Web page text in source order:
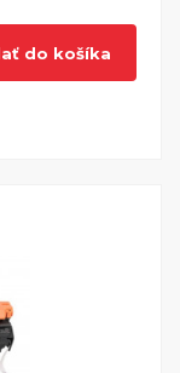
do košíka